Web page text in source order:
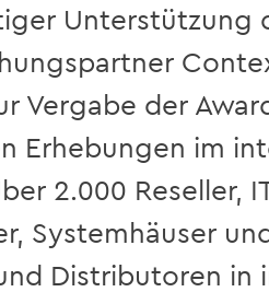
Unterstützung
Vergabe der
Erhebungen im
2.000 Reseller,
Systemhäuser
Distributoren in